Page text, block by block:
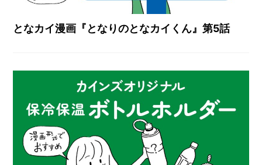
となカイ漫画『となりのとなカイくん』第5話